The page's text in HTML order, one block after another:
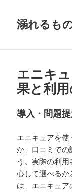
溺れるも
エニキ
果と利
導入・問題
エニキュアを
か、口コミでの
う。実際の利
心して選べる
は、エニキュ